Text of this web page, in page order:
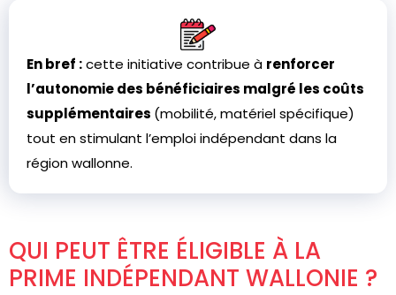
En bref :cette initiative contribue à renforcer
l’autonomie des bénéficiaires malgré les coûts
supplémentaires (mobilité, matériel spécifique)
tout en stimulant l’emploi indépendant dans la
région wallonne.
QUI PEUT ÊTRE ÉLIGIBLE À LA
PRIME INDÉPENDANT WALLONIE ?